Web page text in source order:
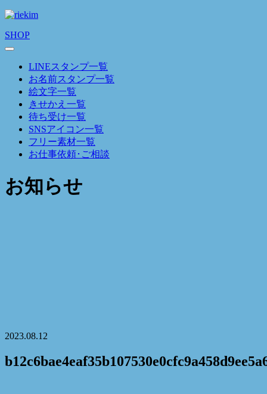
SHOP
LINEスタンプ一覧
お名前スタンプ一覧
絵文字一覧
きせかえ一覧
待ち受け一覧
SNSアイコン一覧
フリー素材一覧
お仕事依頼･ご相談
お知らせ
2023.08.12